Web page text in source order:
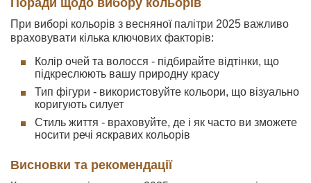
При виборі кольорів з весняної палітри 2025 важливо
враховувати кілька ключових факторів:
Колір очей та волосся - підбирайте відтінки, що
підкреслюють вашу природну красу
Тип фігури - використовуйте кольори, що візуально
коригують силует
Стиль життя - враховуйте, де і як часто ви зможете
носити речі яскравих кольорів
Висновки та рекомендації